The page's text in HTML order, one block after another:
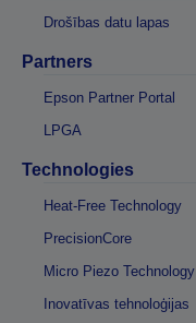
Drošības datu lapas
Partners
Epson Partner Portal
LPGA
Technologies
Heat-Free Technology
PrecisionCore
Micro Piezo Technology
Inovatīvas tehnoloģijas